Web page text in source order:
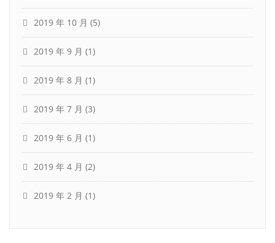
2019 年 10 月 (5)
2019 年 9 月 (1)
2019 年 8 月 (1)
2019 年 7 月 (3)
2019 年 6 月 (1)
2019 年 4 月 (2)
2019 年 2 月 (1)